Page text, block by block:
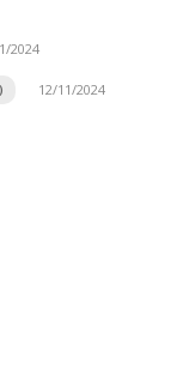
2024
12/11/2024